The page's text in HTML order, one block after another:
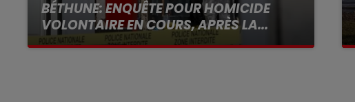
BÉTHUNE: ENQUÊTE POUR HOMICIDE
VOLONTAIRE EN COURS, APRÈS LA...
Selon les premiers éléments, le logement